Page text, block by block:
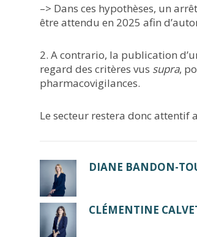
–> Dans ces hypothèses, un
être attendu en 2025 afin
2. A contrario, la publication
regard des critères vus supra,
pharmacovigilances.
Le secteur restera donc attentif
DIANE BANDON-
CLÉMENTINE